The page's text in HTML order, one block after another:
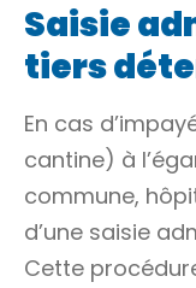
Saisie
tiers
En cas
cantine) à
commune,
d’une saisie
Cette